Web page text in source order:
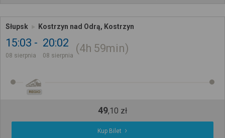
Słupsk Kostrzyn nad Odrą, Kostrzyn
15:03
08 sierpnia
20:02
08 sierpnia
4h 59min
REGIO
49,10 zł
Kup Bilet